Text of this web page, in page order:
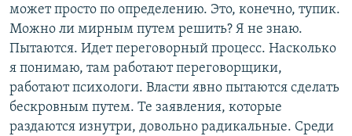
может просто по определению. Это, конечно, тупик.
Можно ли мирным путем решить? Я не знаю.
Пытаются. Идет переговорный процесс. Насколько
я понимаю, там работают переговорщики,
работают психологи. Власти явно пытаются сделать
бескровным путем. Те заявления, которые
раздаются изнутри, довольно радикальные. Среди